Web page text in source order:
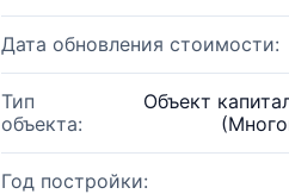
Дата обновления стоимости:
Тип
объекта:
Объект
Год постройки: